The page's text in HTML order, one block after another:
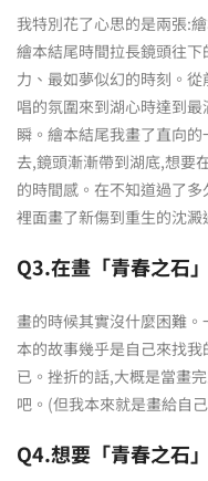
我特別花了心思的是兩張:
繪本結尾時間拉長鏡頭往
力、最如夢似幻的時刻。
唱的氛圍來到湖心時達到
瞬。繪本結尾我畫了直向
去,鏡頭漸漸帶到湖底,想要
的時間感。在不知道過了
裡面畫了新傷到重生的沈澱
Q3.在畫「青春之石
畫的時候其實沒什麼困難
本的故事幾乎是自己來找
已。挫折的話,大概是當畫
吧。(但我本來就是畫給自
Q4.想要「青春之石